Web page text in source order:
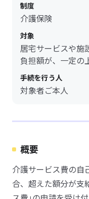
制度
介護保険
対象
居宅サービスや施
負担額が、一定の
手続を行う人
対象者ご本人
概要
介護サービス費の自
合、超えた額分が支